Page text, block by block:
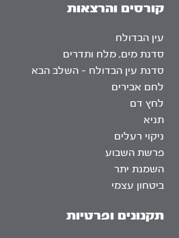
קורסים והרצאות
עין הבדולח
סדנת מים, מלח ותדרים
סדנת עין הבדולח – השלב הבא
לחם אבירים
לחץ דם
תניא
ניקוי רעלים
פרשת השבוע
השמנת יתר
ביטחון עצמי
תקנונים ופרטיות